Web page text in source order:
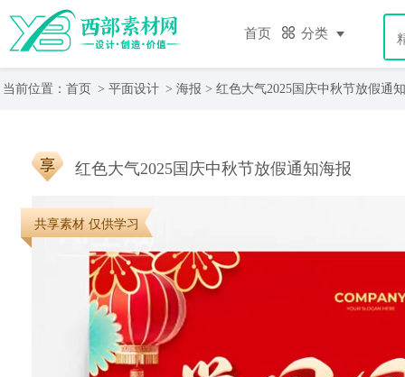
首页 分类
当前位置： 首页 > 平面设计 > 海报 > 红色大气2025国庆中秋节放假通
红色大气2025国庆中秋节放假通知海报
共享素材 仅供学习